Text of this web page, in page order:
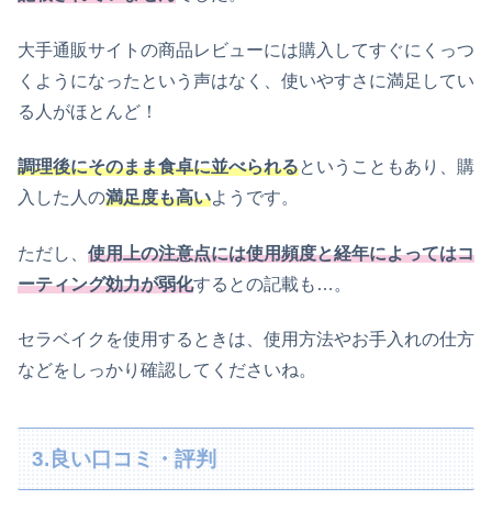
大手通販サイトの商品レビューには購入してすぐにくっつ
くようになったという声はなく、使いやすさに満足してい
る人がほとんど！
調理後にそのまま食卓に並べられるということもあり、購
入した人の満足度も高いようです。
ただし、 使用上の注意点には使用頻度と経年によってはコ
ーティング効力が弱化するとの記載も…。
セラベイクを使用するときは、使用方法やお手入れの仕方
などをしっかり確認してくださいね。
3.良い口コミ・評判